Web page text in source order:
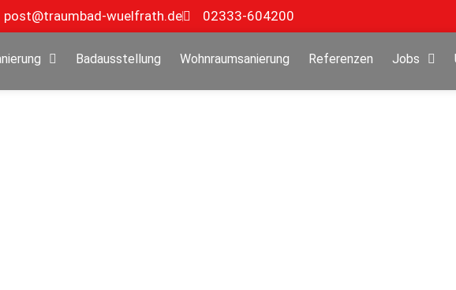
post@traumbad-wuelfrath.de 02333-604200
Badausstellung Wohnraumsanierung Referenzen Jobs